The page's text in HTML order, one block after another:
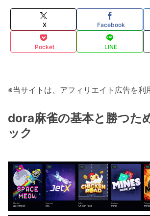
X Facebook
Pocket LINE
※当サイトは、アフィリエイト広告を利
dora麻雀の基本と勝つた
ック